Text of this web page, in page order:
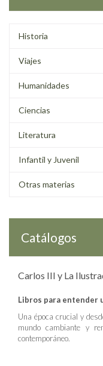
Historia
Viajes
Humanidades
Ciencias
Literatura
Infantil y Juvenil
Otras materias
Catálogos
Carlos III y La
Libros para entender
Una época crucial y
mundo cambiante y
contemporáneo.